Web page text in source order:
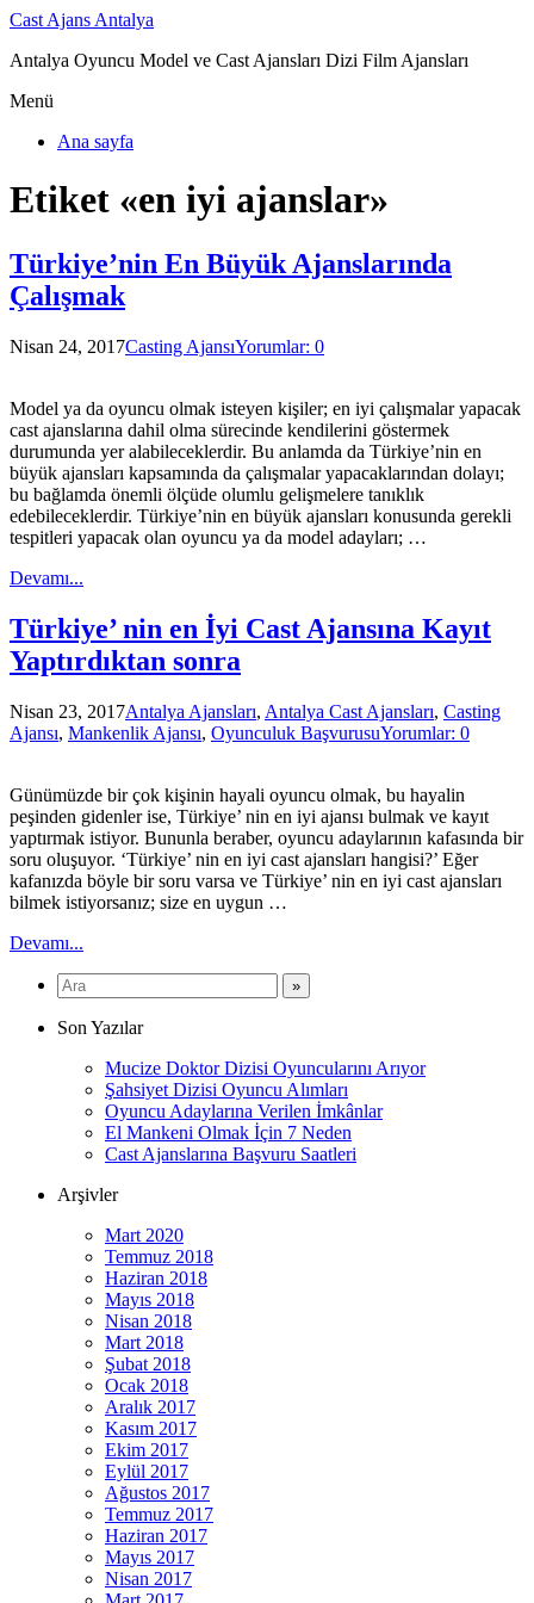
Cast Ajans Antalya
Antalya Oyuncu Model ve Cast Ajansları Dizi Film Ajansları
Menü
Ana sayfa
Etiket «en iyi ajanslar»
Türkiye’nin En Büyük Ajanslarında
Çalışmak
Nisan 24, 2017Casting AjansıYorumlar: 0
Model ya da oyuncu olmak isteyen kişiler; en iyi çalışmalar yapacak
cast ajanslarına dahil olma sürecinde kendilerini göstermek
durumunda yer alabileceklerdir. Bu anlamda da Türkiye’nin en
büyük ajansları kapsamında da çalışmalar yapacaklarından dolayı;
bu bağlamda önemli ölçüde olumlu gelişmelere tanıklık
edebileceklerdir. Türkiye’nin en büyük ajansları konusunda gerekli
tespitleri yapacak olan oyuncu ya da model adayları; …
Devamı...
Türkiye’ nin en İyi Cast Ajansına Kayıt
Yaptırdıktan sonra
Nisan 23, 2017Antalya Ajansları, Antalya Cast Ajansları, Casting
Ajansı, Mankenlik Ajansı, Oyunculuk BaşvurusuYorumlar: 0
Günümüzde bir çok kişinin hayali oyuncu olmak, bu hayalin
peşinden gidenler ise, Türkiye’ nin en iyi ajansı bulmak ve kayıt
yaptırmak istiyor. Bununla beraber, oyuncu adaylarının kafasında bir
soru oluşuyor. ‘Türkiye’ nin en iyi cast ajansları hangisi?’ Eğer
kafanızda böyle bir soru varsa ve Türkiye’ nin en iyi cast ajansları
bilmek istiyorsanız; size en uygun …
Devamı...
Son Yazılar
Mucize Doktor Dizisi Oyuncularını Arıyor
Şahsiyet Dizisi Oyuncu Alımları
Oyuncu Adaylarına Verilen İmkânlar
El Mankeni Olmak İçin 7 Neden
Cast Ajanslarına Başvuru Saatleri
Arşivler
Mart 2020
Temmuz 2018
Haziran 2018
Mayıs 2018
Nisan 2018
Mart 2018
Şubat 2018
Ocak 2018
Aralık 2017
Kasım 2017
Ekim 2017
Eylül 2017
Ağustos 2017
Temmuz 2017
Haziran 2017
Mayıs 2017
Nisan 2017